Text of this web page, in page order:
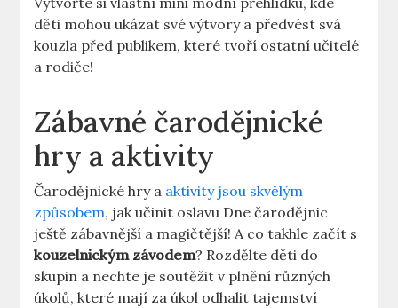
děti ‌mohou ukázat své výtvory a předvést svá
kouzla před ⁤publikem, které⁤ tvoří⁤ ostatní učitelé
a‌ rodiče!
Zábavné​ čarodějnické
hry a aktivity
Čarodějnické hry a aktivity jsou skvělým
způsobem, ‍jak učinit oslavu Dne čarodějnic
‍ještě ​zábavnější a magičtější! A​ co takhle začít s
kouzelnickým závodem? Rozdělte děti do
skupin a nechte je soutěžit v plnění různých
‌úkolů, které mají za úkol odhalit tajemství